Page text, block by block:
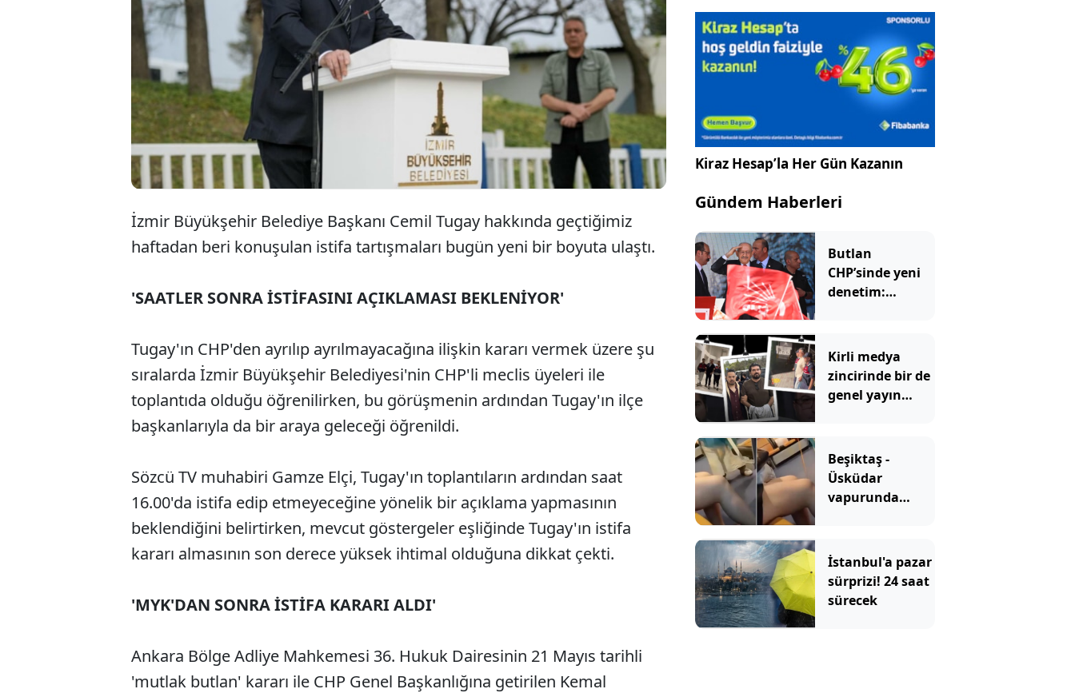
'kesin ihraç' talebiyle disipline sevk etmiş, yerine Utku Gümrükçü'yü
atamıştı. Bu kararın ardından İzmir Büyükşehir Belediye Başkanı Cemil
Tugay'ın istifa kararı aldığı ve şu anda belediye meclis üyeleri ile konu
hakkında görüştüğü öğrenildi. Tugay'ın toplantı sonrası CHP ilçe
başkanları ile görüşmesi ve saat 16.00'da kararını açıklaması bekleniyor.
İzmir Büyükşehir Belediye Başkanı Cemil Tugay hakkında geçtiğimiz
haftadan beri konuşulan istifa tartışmaları bugün yeni bir boyuta ulaştı.
'SAATLER SONRA İSTİFASINI AÇIKLAMASI BEKLENİYOR'
Tugay'ın CHP'den ayrılıp ayrılmayacağına ilişkin kararı vermek üzere şu
sıralarda İzmir Büyükşehir Belediyesi'nin CHP'li meclis üyeleri ile
toplantıda olduğu öğrenilirken, bu görüşmenin ardından Tugay'ın ilçe
başkanlarıyla da bir araya geleceği öğrenildi.
Sözcü TV muhabiri Gamze Elçi, Tugay'ın toplantıların ardından saat
16.00'da istifa edip etmeyeceğine yönelik bir açıklama yapmasının
beklendiğini belirtirken, mevcut göstergeler eşliğinde Tugay'ın istifa
kararı almasının son derece yüksek ihtimal olduğuna dikkat çekti.
'MYK'DAN SONRA İSTİFA KARARI ALDI'
Ankara Bölge Adliye Mahkemesi 36. Hukuk Dairesinin 21 Mayıs tarihli
'mutlak butlan' kararı ile CHP Genel Başkanlığına getirilen Kemal
Kiraz Hesap’la Her Gün Kazanın
Gündem Haberleri
Butlan
CHP’sinde yeni
denetim:
Kirli medya
zincirinde bir de
genel yayın
Beşiktaş -
Üsküdar
vapurunda
giyen genç kıza
bastonla vurdu
İstanbul'a pazar
sürprizi! 24 saat
sürecek